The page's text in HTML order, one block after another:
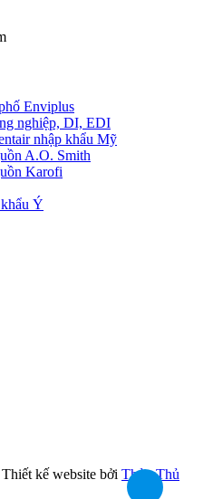
Enviplus
nghiệp, DI, EDI
nhập khẩu Mỹ
A.O. Smith
Karofi
Ý
Thiết kế website bởi Thủy Thủ